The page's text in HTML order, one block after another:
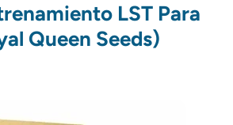
LST Para
Queen Seeds)